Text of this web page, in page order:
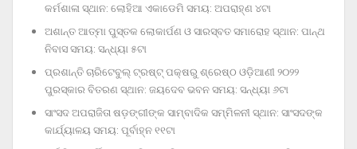
କର୍ମଶାଳା ସ୍ଥାନ: ଲୋହିଆ ଏକାଡେମି ସମୟ: ଅପରାହ୍‌ଣ ୪ଟା
ଅଶାନ୍ତ ଆତ୍ମା ପୁସ୍ତକ ଲୋକାର୍ପଣ ଓ ସାରସ୍ବତ ସମାରୋହ ସ୍ଥାନ: ପାନ୍ଥ
ନିବାସ ସମୟ: ସନ୍ଧ୍ୟା ୫ଟା
ପ୍ରଶାନ୍ତି ଚାରିଟେବୁଲ୍‌ ଟ୍ରଷ୍ଟ୍‌ ପକ୍ଷରୁ ଶ୍ରେଷ୍ଠ ଓଡ଼ିଆଣୀ ୨୦୨୨
ପୁରସ୍କାର ବିତରଣ ସ୍ଥାନ: ଜୟଦେବ ଭବନ ସମୟ: ସନ୍ଧ୍ୟା ୬ଟା
ସାଂସଦ ଅପରାଜିତା ଷଡ଼ଙ୍ଗୀଙ୍କ ସାମ୍ବାଦିକ ସମ୍ମିଳନୀ ସ୍ଥାନ: ସାଂସଦଙ୍କ
କାର୍ଯ୍ୟାଳୟ ସମୟ: ପୂର୍ବାହ୍ନ ୧୧ଟା